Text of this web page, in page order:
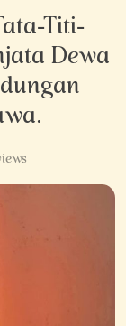
Titi-
Dewa